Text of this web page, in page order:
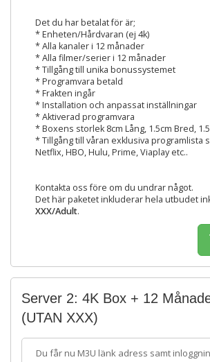
Det du har betalat för är;
* Enheten/Hårdvaran (ej 4k)
* Alla kanaler i 12 månader
* Alla filmer/serier i 12 månader
* Tillgång till unika bonussystemet
* Programvara betald
* Frakten ingår
* Installation och anpassat inställningar
* Aktiverad programvara
* Boxens storlek 8cm Lång, 1.5cm Bred,
* Tillgång till våran exklusiva programlista
Netflix, HBO, Hulu, Prime, Viaplay etc..
Kontakta oss före om du undrar något.
Det här paketet inkluderar hela utbudet
XXX/Adult.
Server 2: 4K Box + 12
(UTAN XXX)
Du får nu M3U länk adress samt